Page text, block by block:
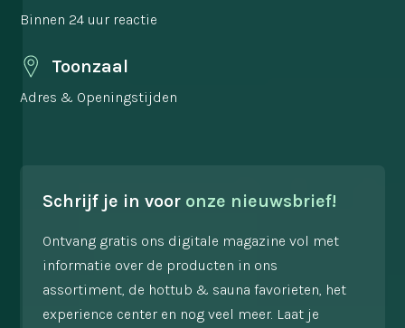
Binnen 24 uur reactie
Toonzaal
Adres & Openingstijden
Schrijf je in voor onze nieuwsbrief!
Ontvang gratis ons digitale magazine vol met
informatie over de producten in ons
assortiment, de hottub & sauna favorieten, het
experience center en nog veel meer. Laat je